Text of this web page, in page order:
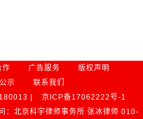
作 广告服务
版权声明
公示
联系我们
|
京ICP备17062222号-1
北京科宇律师事务所 张冰律师 010-